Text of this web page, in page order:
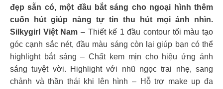
đẹp sẵn có, một đầu bắt sáng cho ngoại hình thêm
cuốn hút giúp nàng tự tin thu hút mọi ánh nhìn.
Silkygirl Việt Nam – Thiết kế 1 đầu contour tối màu tạo
góc cạnh sắc nét, đầu màu sáng còn lại giúp bạn có thể
highlight bắt sáng – Chất kem mịn cho hiệu ứng ánh
sáng tuyệt vời. Highlight với nhũ ngọc trai nhẹ, sang
chảnh và thần thái khi lên hình – Hỗ trợ make up đa